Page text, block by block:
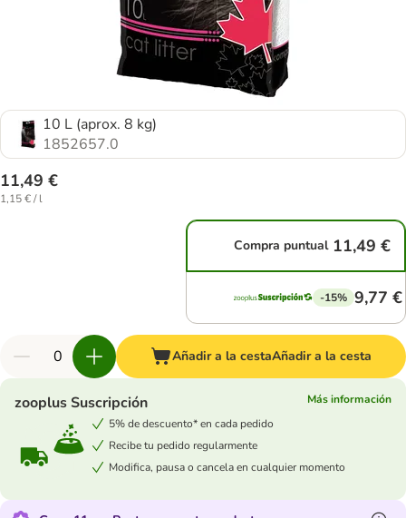
10 L (aprox. 8 kg)
1852657.0
11,49 €
1,15 € / l
Compra puntual 11,49 €
-15% 9,77 €
Añadir a la cestaAñadir a la cesta
zooplus Suscripción
Más información
5% de descuento* en cada pedido
Recibe tu pedido regularmente
Modifica, pausa o cancela en cualquier momento